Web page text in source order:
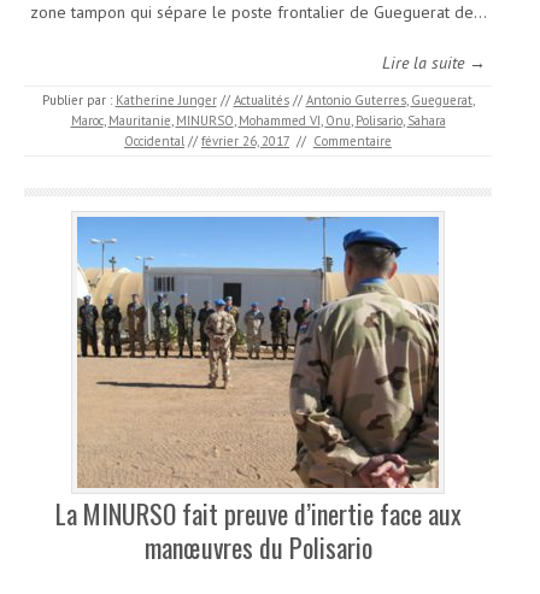
zone tampon qui sépare le poste frontalier de Gueguerat de…
Lire la suite →
Publier par : Katherine Junger // Actualités // Antonio Guterres, Gueguerat,
Maroc, Mauritanie, MINURSO, Mohammed VI, Onu, Polisario, Sahara
Occidental // février 26, 2017 // Commentaire
La MINURSO fait preuve d’inertie face aux
manœuvres du Polisario